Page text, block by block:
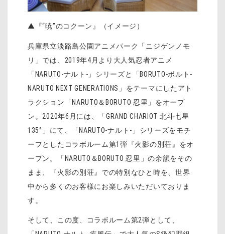
▲『“暁”のコクーン』（イメージ）
兵庫県立淡路島公園アニメパーク「ニジゲンノモ
リ」では、2019年4月より大人気忍者アニメ
「NARUTO-ナルト-」シリーズと「BORUTO-ボルト-
NARUTO NEXT GENERATIONS」をテーマにしたアト
ラクション「NARUTO＆BORUTO 忍里」をオープ
ン。2020年6月には、「GRAND CHARIOT 北斗七星
135°」にて、「NARUTO-ナルト-」シリーズをモチ
ーフとしたコラボルーム第1弾『火影の別荘』をオ
ープン。「NARUTO＆BORUTO 忍里」の余韻をその
まま、『火影の別荘』での特別なひと時を、世界
中から多くのお客様にお楽しみいただいておりま
す。
そして、この度、コラボルーム第2弾として、